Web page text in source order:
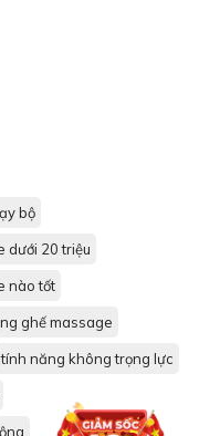
bộ
dưới 20 triệu
nào tốt
ghế massage
tính năng không trọng lực